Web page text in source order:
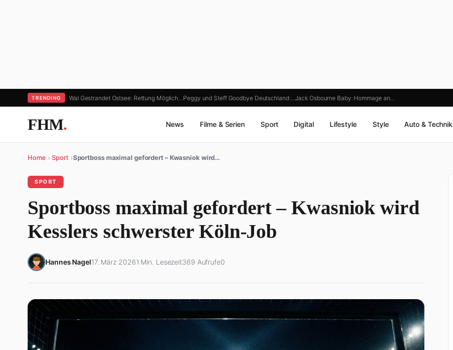
TRENDING Wal Gestrandet Ostsee: Rettung Möglich… Peggy und Steff Goodbye Deutschland:…Jack Osbourne Baby: Hommage an…
FHM. News Filme & Serien Sport Digital Lifestyle Style Auto & Technik
Home › Sport ›Sportboss maximal gefordert – Kwasniok wird…
SPORT
Sportboss maximal gefordert – Kwasniok wird
Kesslers schwerster Köln-Job
Hannes Nagel17. März 20261 Min. Lesezeit369 Aufrufe0